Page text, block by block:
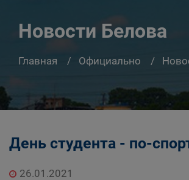
Новости Белова
Главная Официально
День студента - по-
26.01.2021